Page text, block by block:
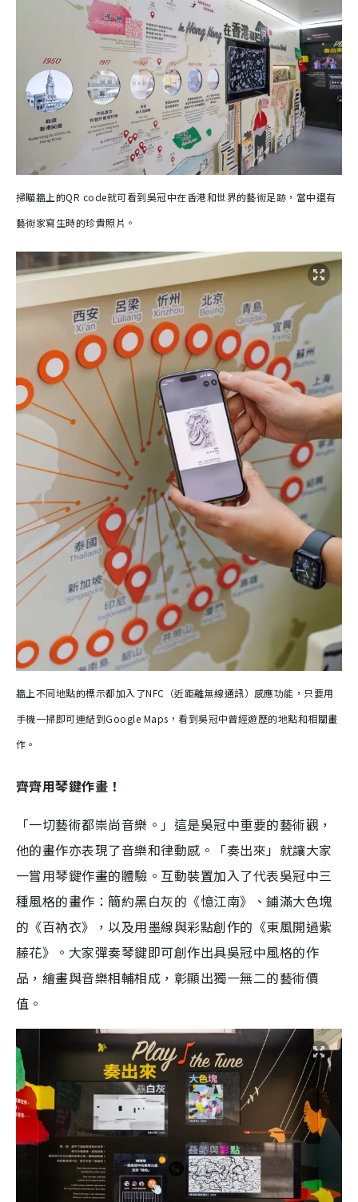
掃瞄牆上的QR code就可看到吳冠中在香港和世界的藝術足跡，當中還有
藝術家寫生時的珍貴照片。
牆上不同地點的標示都加入了NFC（近距離無線通訊）感應功能，只要用
手機一掃即可連結到Google Maps，看到吳冠中曾經遊歷的地點和相關畫
作。
齊齊用琴鍵作畫！
「一切藝術都崇尚音樂。」這是吳冠中重要的藝術觀，
他的畫作亦表現了音樂和律動感。「奏出來」就讓大家
一嘗用琴鍵作畫的體驗。互動裝置加入了代表吳冠中三
種風格的畫作：簡約黑白灰的《憶江南》、鋪滿大色塊
的《百衲衣》，以及用墨線與彩點創作的《東風開過紫
藤花》。大家彈奏琴鍵即可創作出具吳冠中風格的作
品，繪畫與音樂相輔相成，彰顯出獨一無二的藝術價
值。